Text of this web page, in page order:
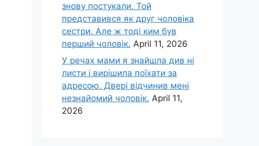
знову постукали. Той
представився як друг чоловіка
сестри. Але ж тоді ким був
перший чоловік. April 11, 2026
У речах мами я знайшла див ні
листи і вирішила поїхати за
адресою. Двері відчинив мені
незнайомий чоловік. April 11,
2026